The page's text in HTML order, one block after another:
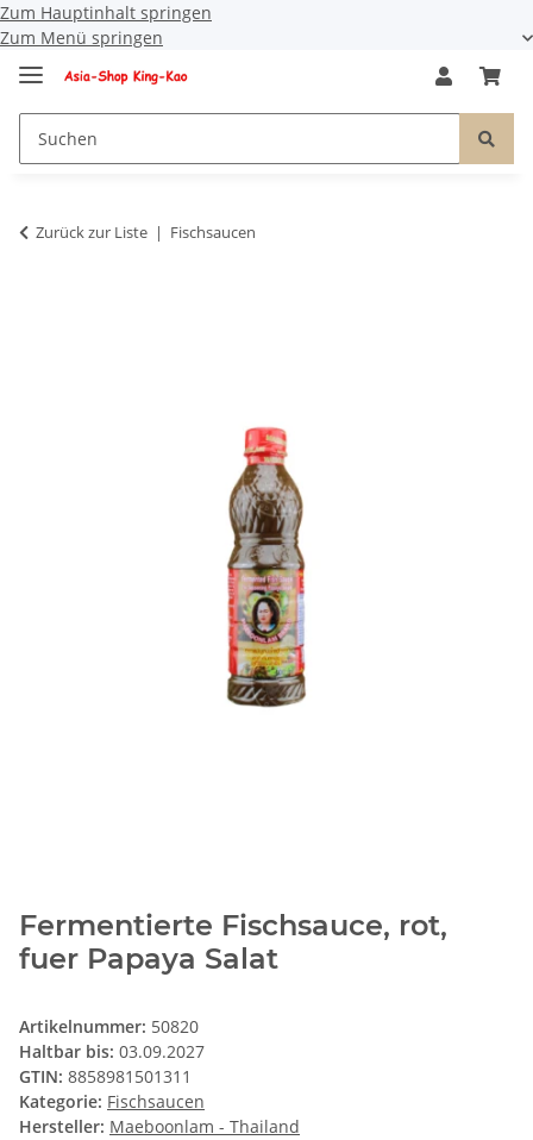
Zum Hauptinhalt springen
Zum Menü springen
Zurück zur Liste Fischsaucen
Fermentierte Fischsauce, rot,
fuer Papaya Salat
Artikelnummer: 50820
Haltbar bis: 03.09.2027
GTIN: 8858981501311
Kategorie: Fischsaucen
Hersteller: Maeboonlam - Thailand